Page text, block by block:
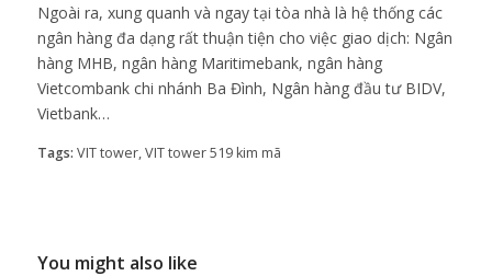
Ngoài ra, xung quanh và ngay tại tòa nhà là hệ thống các
ngân hàng đa dạng rất thuận tiện cho việc giao dịch: Ngân
hàng MHB, ngân hàng Maritimebank, ngân hàng
Vietcombank chi nhánh Ba Đình, Ngân hàng đầu tư BIDV,
Vietbank…
Tags: VIT tower,VIT tower 519 kim mã
You might also like